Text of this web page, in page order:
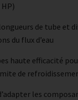
de tube et
du flux d’eau
haute efficacité
de
les